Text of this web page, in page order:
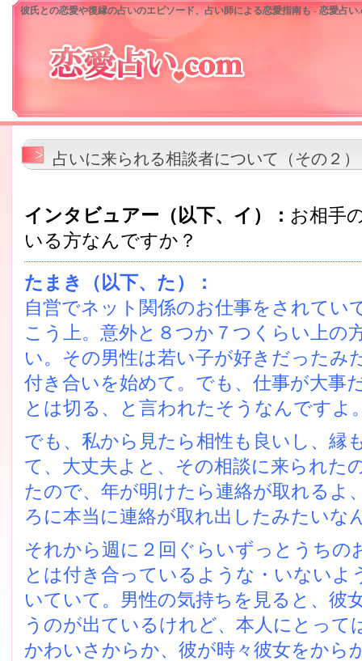
彼氏との恋愛や復縁の占いのエピソード、占い師による恋愛指南も - 恋愛占い
占いに来られる相談者について（その２）
インタビュアー（以下、イ）： お相手
いる方なんですか？
たまき（以下、た）：
自営でネット関係のお仕事をされてい
こう上。意外と８つか７つくらい上の
い。その男性は若い子が好きだったみ
付き合いを始めて。でも、仕事が大事
とは切る、と言われたそうなんですよ
でも、私から見たら相性も良いし、縁
て、大丈夫よと、その相談に来られた
たので、年が明けたら連絡が取れるよ
ろに本当に連絡が取れ出したみたいな
それから週に２回ぐらいずっとうちの
とは付き合っているような・いないよ
いていて。男性の気持ちを見ると、彼
うのが出ているけれど、本人にとって
かわいさからか、彼が時々彼女をから